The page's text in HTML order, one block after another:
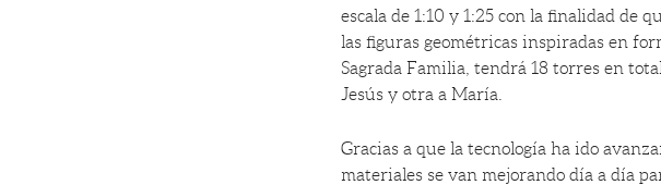
escala de 1:10 y 1:25 con la finalidad de
las figuras geométricas inspiradas en
Sagrada Familia, tendrá 18 torres en
Jesús y otra a María.
Gracias a que la tecnología ha ido
materiales se van mejorando día a día